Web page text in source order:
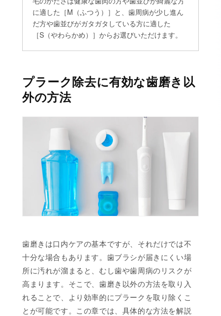
プラーク除去に有効な歯磨き以
外の方法
歯磨きは口内ケアの基本ですが、それだけでは不
十分な場合もあります。歯ブラシが届きにくい場
所に汚れが溜まると、むし歯や歯周病のリスクが
高まります。そこで、歯磨き以外の方法を取り入
れることで、より効率的にプラークを取り除くこ
とが可能です。この章では、具体的な方法を解説